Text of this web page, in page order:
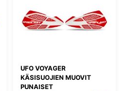
UFO VOYAGER
KÄSISUOJIEN MUOVIT
PUNAISET